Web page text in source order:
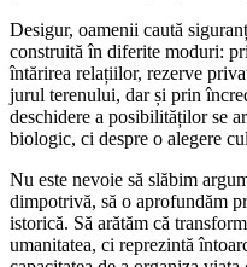
Desigur, oamenii caută
construită în diferite moduri:
întărirea relațiilor, rezerve
jurul terenului, dar și prin
deschidere a posibilităților se
biologic, ci despre o alegere
Nu este nevoie să slăbim
dimpotrivă, să o aprofundăm
istorică. Să arătăm că
umanitatea, ci reprezintă